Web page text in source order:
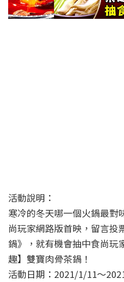
活動說明：
寒冷的冬天哪一個火鍋最對
尚玩家網路版首映，留言投
鍋》，就有機會抽中食尚玩
趣】雙寶肉骨茶鍋！
活動日期：2021/1/11～